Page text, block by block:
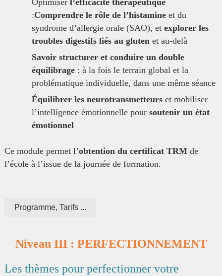
Optimiser l’efficacité thérapeutique
:Comprendre le rôle de l’histamineet du
syndrome d’allergie orale (SAO), et explorer les
troubles digestifs liés au gluten et au-delà
Savoir structurer et conduire un double
équilibrage: à la fois le terrain global et la
problématique individuelle, dans une même séance
Équilibrer les neurotransmetteurset mobiliser
l’intelligence émotionnelle pour soutenir un état
émotionnel
Ce module permet l’obtention du certificat TRMde
l’école à l’issue de la journée de formation.
Programme, Tarifs ...
Niveau III : PERFECTIONNEMENT
Les thèmes pour perfectionner votre